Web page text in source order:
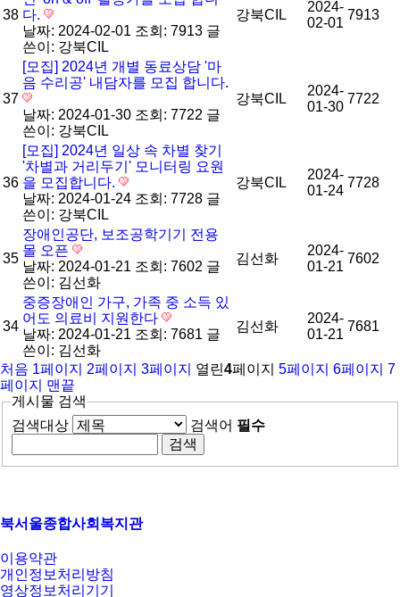
38 다.
날짜: 2024-02-01 조회: 7913 글
쓴이: 강북CIL
강북CIL
2024-
02-01
7913
37
[모집] 2024년 개별 동료상담 '마
음 수리공' 내담자를 모집 합니다.
날짜: 2024-01-30 조회: 7722 글
쓴이: 강북CIL
강북CIL
2024-
01-30
7722
36
[모집] 2024년 일상 속 차별 찾기
'차별과 거리두기' 모니터링 요원
을 모집합니다.
날짜: 2024-01-24 조회: 7728 글
쓴이: 강북CIL
강북CIL
2024-
01-24
7728
35
장애인공단, 보조공학기기 전용
몰 오픈
날짜: 2024-01-21 조회: 7602 글
쓴이: 김선화
김선화
2024-
01-21
7602
34
중증장애인 가구, 가족 중 소득 있
어도 의료비 지원한다
날짜: 2024-01-21 조회: 7681 글
쓴이: 김선화
김선화
2024-
01-21
7681
처음 1페이지 2페이지 3페이지 열린4페이지 5페이지 6페이지 7
페이지
맨끝
게시물 검색
검색대상
검색어 필수
북서울종합사회복지관
이용약관
개인정보처리방침
영상정보처리기기